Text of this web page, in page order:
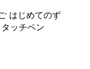
はじめてのず
ッチペン